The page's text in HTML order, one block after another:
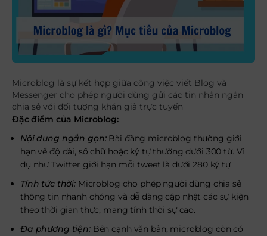
Microblog là sự kết hợp giữa công việc viết Blog và
Messenger cho phép người dùng gửi các tin nhắn ngắn
chia sẻ với đối tượng khán giả trực tuyến
Đặc điểm của Microblog:
Nội dung ngắn gọn:Bài đăng microblog thường giới
hạn về độ dài, số chữ hoặc ký tự thường dưới 300 từ. Ví
dụ như Twitter giới hạn mỗi tweet là dưới 280 ký tự
Tính tức thời: Microblog cho phép người dùng chia sẻ
thông tin nhanh chóng và dễ dàng cập nhật các sự kiện
theo thời gian thực, mang tính thời sự cao.
Đa phương tiện:Bên cạnh văn bản, microblog còn có